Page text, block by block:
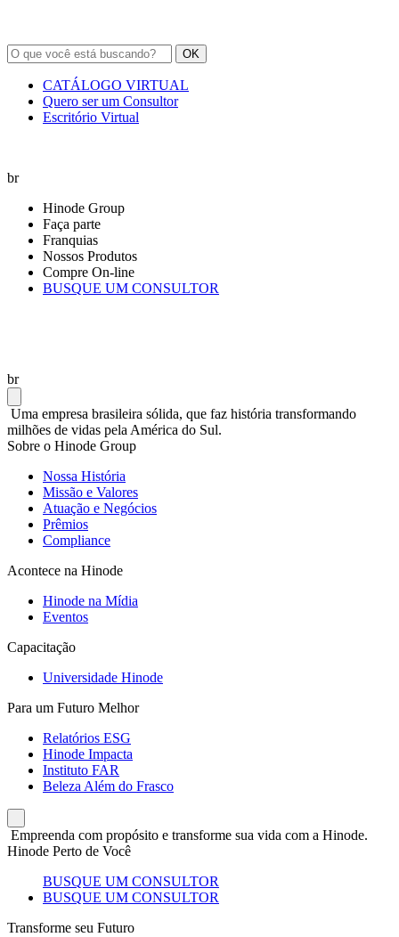
OK
CATÁLOGO VIRTUAL
Quero ser um Consultor
Escritório Virtual
br
Hinode Group
Faça parte
Franquias
Nossos Produtos
Compre On-line
BUSQUE UM CONSULTOR
br
Uma empresa brasileira sólida, que faz história transformando
milhões de vidas pela América do Sul.
Sobre o Hinode Group
Nossa História
Missão e Valores
Atuação e Negócios
Prêmios
Compliance
Acontece na Hinode
Hinode na Mídia
Eventos
Capacitação
Universidade Hinode
Para um Futuro Melhor
Relatórios ESG
Hinode Impacta
Instituto FAR
Beleza Além do Frasco
Empreenda com propósito e transforme sua vida com a Hinode.
Hinode Perto de Você
BUSQUE UM CONSULTOR
BUSQUE UM CONSULTOR
Transforme seu Futuro